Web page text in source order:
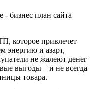
которое привлечет
энергию и азарт,
не жалеют денег
выгоды – и не всегда
товара.